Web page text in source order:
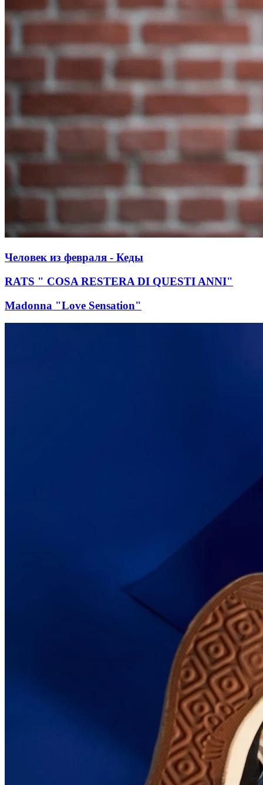
Человек из февраля - Кеды
RATS " COSA RESTERA DI QUESTI ANNI"
Madonna "Love Sensation"